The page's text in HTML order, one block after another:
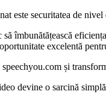
este securitatea de
să îmbunătățească
excelentă
și
devine o sarcină